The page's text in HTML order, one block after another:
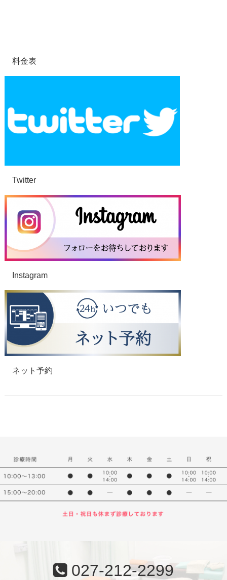
料金表
Twitter
Instagram
ネット予約
027-212-2299